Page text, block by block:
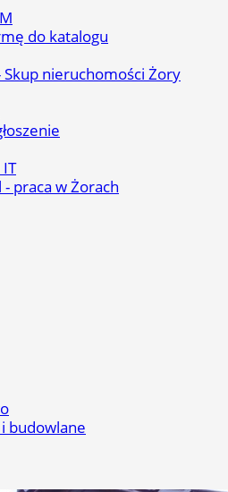
do katalogu
Skup nieruchomości Żory
- praca w Żorach
budowlane